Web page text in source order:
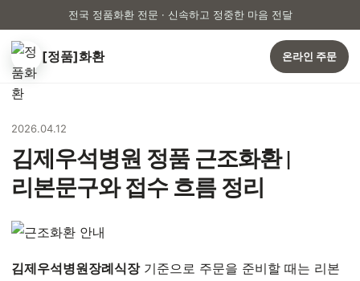
전국 정품화환 전문 · 신속하고 정중한 마음 전달
[정품]화환 온라인 주문
2026.04.12
김제우석병원 정품 근조화환 |
리본문구와 접수 흐름 정리
김제우석병원장례식장기준으로 주문을 준비할 때는 리본